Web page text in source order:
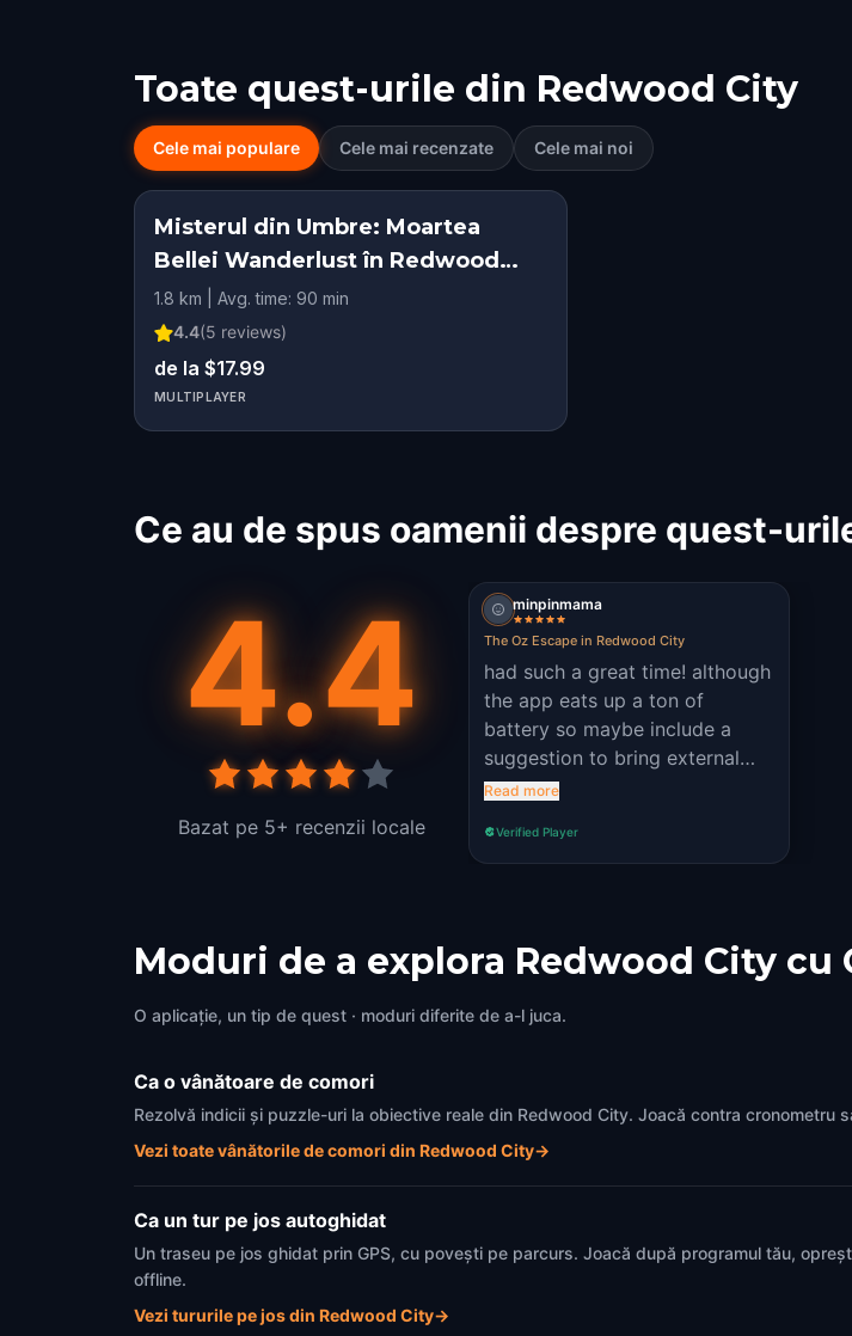
Toate quest-urile din Redwood City
Cele mai populare Cele mai recenzate Cele mai noi
Misterul din Umbre: Moartea
Bellei Wanderlust în Redwood
City
1.8 km | Avg. time: 90 min
4.4(5 reviews)
de la $17.99
MULTIPLAYER
Ce au de spus oamenii despre quest-
4.4
Bazat pe 5+ recenzii locale
minpinmama
The Oz Escape in Redwood City
had such a great time! although
the app eats up a ton of
battery so maybe include a
suggestion to bring external
charger/ make sure phone is at
Read more
Verified Player
Moduri de a explora Redwood City cu
O aplicație, un tip de quest · moduri diferite de a-l juca.
Ca o vânătoare de comori
Rezolvă indicii și puzzle-uri la obiective reale din Redwood City. Joacă contra cronometru
Vezi toate vânătorile de comori din Redwood City→
Ca un tur pe jos autoghidat
Un traseu pe jos ghidat prin GPS, cu povești pe parcurs. Joacă după programul tău,
offline.
Vezi tururile pe jos din Redwood City→